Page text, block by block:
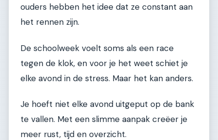
ouders hebben het idee dat ze constant aan
het rennen zijn.
De schoolweek voelt soms als een race
tegen de klok, en voor je het weet schiet je
elke avond in de stress. Maar het kan anders.
Je hoeft niet elke avond uitgeput op de bank
te vallen. Met een slimme aanpak creëer je
meer rust, tijd en overzicht.